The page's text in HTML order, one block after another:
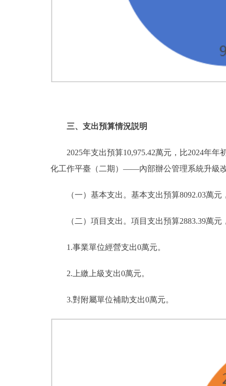
三、支出預算情況説明
2025年支出預算10,975.42萬元，比2024年年
化工作平臺（二期）——內部辦公管理系統升級
（一）基本支出。基本支出預算8092.03萬元，
（二）項目支出。項目支出預算2883.39萬元
1.事業單位經營支出0萬元。
2.上繳上級支出0萬元。
3.對附屬單位補助支出0萬元。